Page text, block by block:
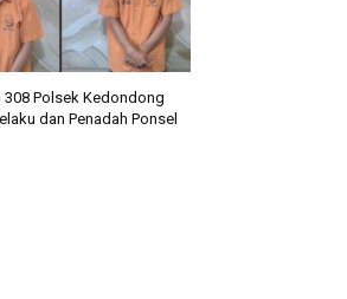
308 Polsek Kedondong
dan Penadah Ponsel